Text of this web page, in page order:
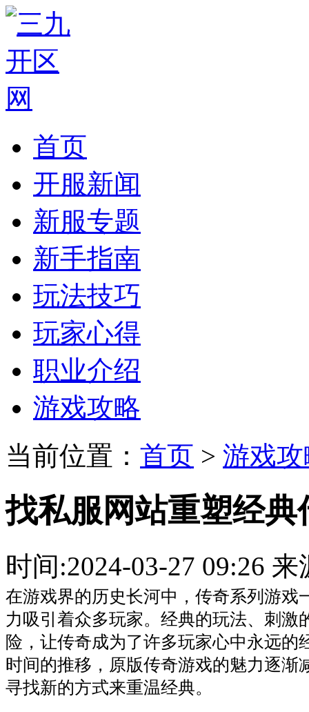
首页
开服新闻
新服专题
新手指南
玩法技巧
玩家心得
职业介绍
游戏攻略
当前位置： 首页 > 游戏
找私服网站重塑经典
时间:2024-03-27 09:26
在游戏界的历史长河中，传奇系列游戏
力吸引着众多玩家。经典的玩法、刺激
险，让传奇成为了许多玩家心中永远的
时间的推移，原版传奇游戏的魅力逐渐
寻找新的方式来重温经典。